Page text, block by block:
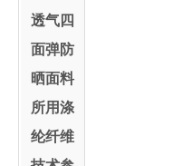
透气四
面弹防
晒面料
所用涤
纶纤维